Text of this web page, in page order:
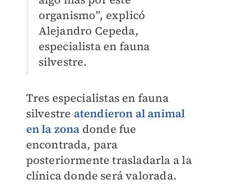
organismo”, explicó
Alejandro Cepeda,
especialista en fauna
silvestre.
Tres especialistas en fauna
silvestre atendieron al animal
en la zona donde fue
encontrada, para
posteriormente trasladarla a la
clínica donde será valorada.